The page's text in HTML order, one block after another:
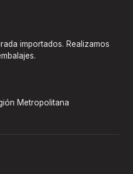
importados. Realizamos
Metropolitana